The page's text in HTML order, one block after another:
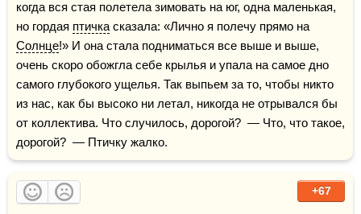
когда вся стая полетела зимовать на юг, одна маленькая,
но гордая птичка
Солнце!» И она стала подниматься все выше и выше,
очень скоро обожгла себе крылья и упала на самое дно
самого глубокого ущелья. Так выпьем за то, чтобы никто
из нас, как бы высоко ни летал, никогда не отрывался бы
от коллектива. Что случилось, дорогой?  — Что, что такое,
дорогой?  — Птичку жалко.
+67